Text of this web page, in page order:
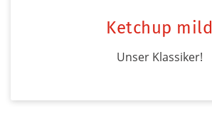
Ketchup mild
Unser Klassiker!